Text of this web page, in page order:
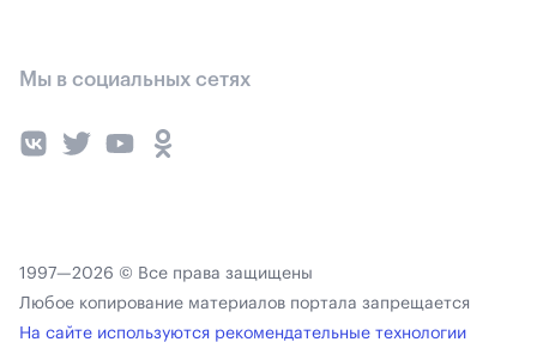
Мы в социальных сетях
1997—2026 © Все права защищены
Любое копирование материалов портала запрещается
На сайте используются рекомендательные технологии